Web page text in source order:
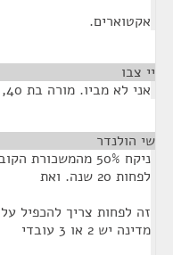
אקטוארים.
יי צבו
אני לא מביו. מורה בת 40, יש לה 20 שנות ותק.
שי הולנדר
לפחות 20 שנה. ואת
מדינה יש 2 או 3 עובדי